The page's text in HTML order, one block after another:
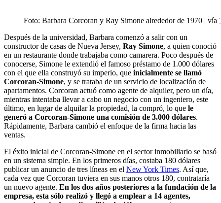
Foto: Barbara Corcoran y Ray Simone alrededor de 1970 | vía
Después de la universidad, Barbara comenzó a salir con un
constructor de casas de Nueva Jersey, Ray Simone, a quien conoció
en un restaurante donde trabajaba como camarera. Poco después de
conocerse, Simone le extendió el famoso préstamo de 1.000 dólares
con el que ella construyó su imperio, que inicialmente se llamó
Corcoran-Simone, y se trataba de un servicio de localización de
apartamentos. Corcoran actuó como agente de alquiler, pero un día,
mientras intentaba llevar a cabo un negocio con un ingeniero, este
último, en lugar de alquilar la propiedad, la compró, lo que le
generó a Corcoran-Simone una comisión de 3.000 dólares.
Rápidamente, Barbara cambió el enfoque de la firma hacia las
ventas.
El éxito inicial de Corcoran-Simone en el sector inmobiliario se basó
en un sistema simple. En los primeros días, costaba 180 dólares
publicar un anuncio de tres líneas en el New York Times. Así que,
cada vez que Corcoran tuviera en sus manos otros 180, contrataría
un nuevo agente. En los dos años posteriores a la fundación de la
empresa, esta sólo realizó y llegó a emplear a 14 agentes,